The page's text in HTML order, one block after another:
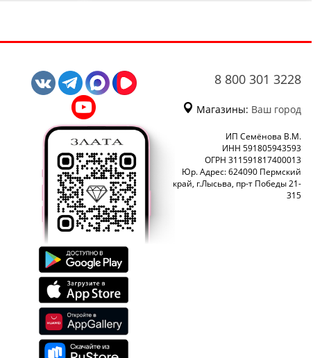
8 800 301 3228
Магазины: Ваш город
ИП Семёнова В.М.
ИНН 591805943593
ОГРН 311591817400013
Юр. Адрес: 624090 Пермский
край, г.Лысьва, пр-т Победы 21-
315